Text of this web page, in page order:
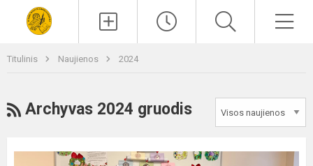
Titulinis Naujienos 2024
RSS
Archyvas 2024 gruodis
Netradicinė